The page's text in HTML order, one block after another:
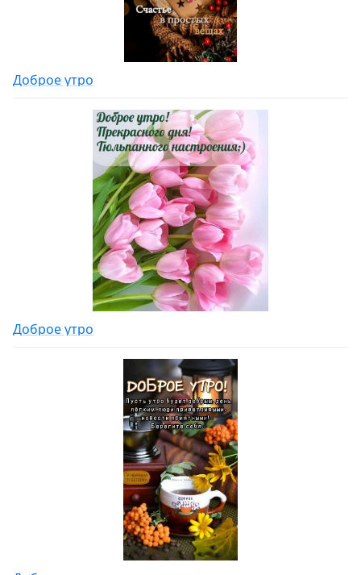
Доброе утро
Доброе утро